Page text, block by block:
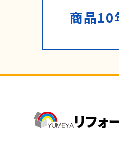
商品10